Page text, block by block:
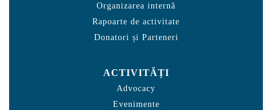
Organizarea internă
Rapoarte de activitate
Donatori și Parteneri
ACTIVITĂȚI
Advocacy
Evenimente